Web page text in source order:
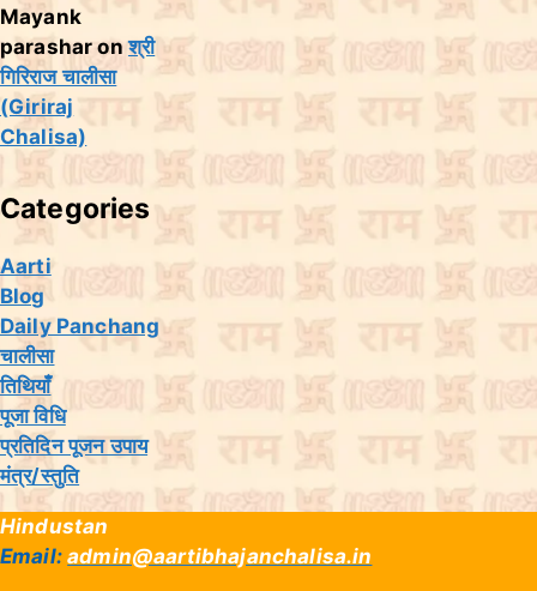
Mayank
parasharonश्री
गिरिराज चालीसा
(Giriraj
Chalisa)
Categories
Aarti
Blog
Daily Panchang
चालीसा
तिथियांँ
पूजा विधि
प्रतिदिन पूजन उपाय
मंत्र/स्तुति
Hindustan
Email: admin@aartibhajanchalisa.in